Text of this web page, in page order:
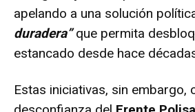
apelando a una solución
duradera”que permita
estancado desde hace
Estas iniciativas, sin embargo,